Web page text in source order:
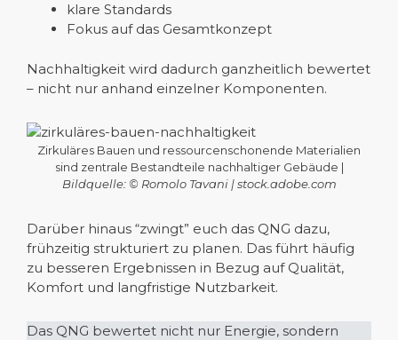
klare Standards
Fokus auf das Gesamtkonzept
Nachhaltigkeit wird dadurch ganzheitlich bewertet
– nicht nur anhand einzelner Komponenten.
Zirkuläres Bauen und ressourcenschonende Materialien
sind zentrale Bestandteile nachhaltiger Gebäude |
Bildquelle: © Romolo Tavani | stock.adobe.com
Darüber hinaus “zwingt” euch das QNG dazu,
frühzeitig strukturiert zu planen. Das führt häufig
zu besseren Ergebnissen in Bezug auf Qualität,
Komfort und langfristige Nutzbarkeit.
Das QNG bewertet nicht nur Energie, sondern